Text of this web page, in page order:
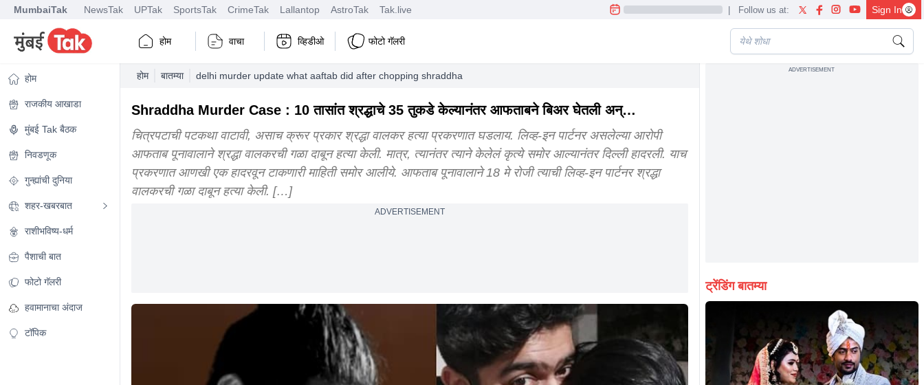
MumbaiTak NewsTak UPTak SportsTak CrimeTak Lallantop AstroTak Tak.live | Follow us at: Sign In
होम वाचा व्हिडीओ फोटो गॅलरी
होम
राजकीय आखाडा
मुंबई Tak बैठक
निवडणूक
गुन्ह्यांची दुनिया
शहर-खबरबात
राशीभविष्य-धर्म
पैशाची बात
फोटो गॅलरी
हवामानाचा अंदाज
टॉपिक
होम बातम्या delhi murder update what aaftab did after chopping shraddha body into 35 pieces beer netflix and food
Shraddha Murder Case : 10 तासांत श्रद्धाचे 35 तुकडे केल्यानंतर आफताबने बिअर घेतली अन्…
चित्रपटाची पटकथा वाटावी, असाच क्रूर प्रकार श्रद्धा वालकर हत्या प्रकरणात घडलाय. लिव्ह-इन पार्टनर असलेल्या आरोपी
आफताब पूनावालाने श्रद्धा वालकरची गळा दाबून हत्या केली. मात्र, त्यानंतर त्याने केलेलं कृत्ये समोर आल्यानंतर दिल्ली हादरली. याच
प्रकरणात आणखी एक हादरवून टाकणारी माहिती समोर आलीये. आफताब पूनावालाने 18 मे रोजी त्याची लिव्ह-इन पार्टनर श्रद्धा
वालकरची गळा दाबून हत्या केली. […]
ADVERTISEMENT
ADVERTISEMENT
ट्रेंडिंग बातम्या